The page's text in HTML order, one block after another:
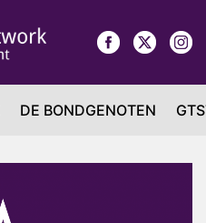
DE BONDGENOTEN